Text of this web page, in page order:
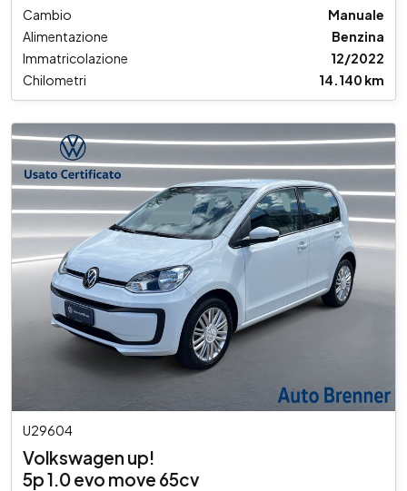
Cambio
Manuale
Alimentazione
Benzina
Immatricolazione
12/2022
Chilometri
14.140 km
U29604
Volkswagen up!
5p 1.0 evo move 65cv